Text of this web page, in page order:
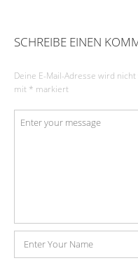
SCHREIBE EINEN
Deine E-Mail-Adresse wird
mit * markiert
Kommentar
Name